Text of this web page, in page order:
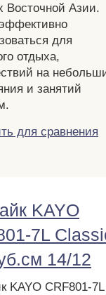
Восточной Азии.
для
отдыха,
на
и занятий
для сравнения
KAYO
7L
14/12
KAYO CRF801-7L